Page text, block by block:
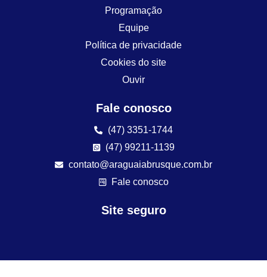
Programação
Equipe
Política de privacidade
Cookies do site
Ouvir
Fale conosco
(47) 3351-1744
(47) 99211-1139
contato@araguaiabrusque.com.br
Fale conosco
Site seguro